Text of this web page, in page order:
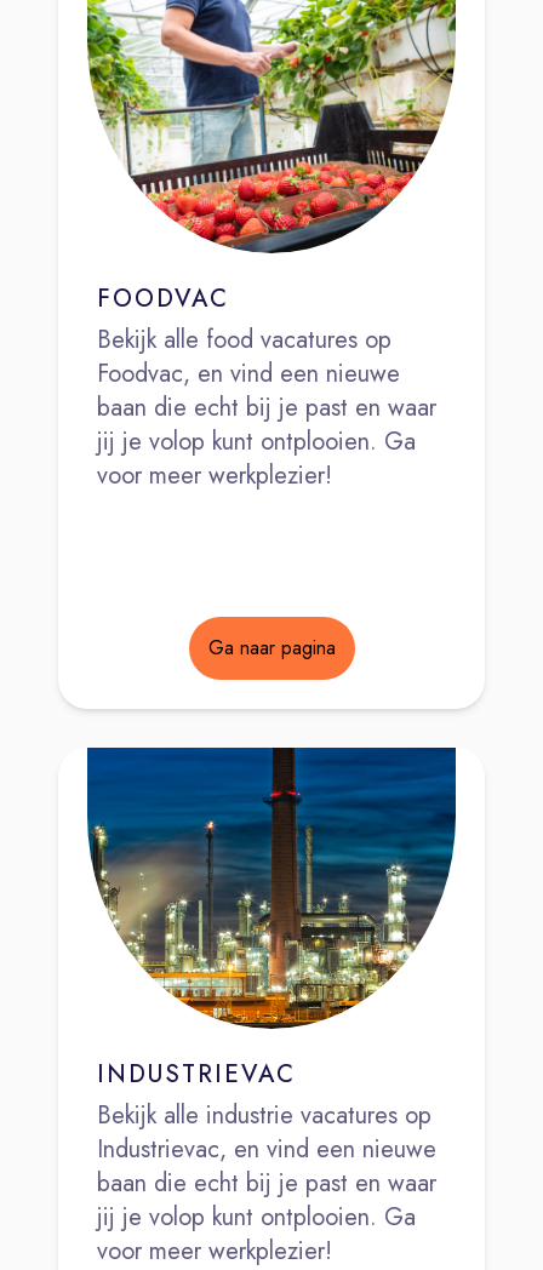
FOODVAC
Bekijk alle food vacatures op
Foodvac, en vind een nieuwe
baan die echt bij je past en waar
jij je volop kunt ontplooien. Ga
voor meer werkplezier!
Ga naar pagina
INDUSTRIEVAC
Bekijk alle industrie vacatures op
Industrievac, en vind een nieuwe
baan die echt bij je past en waar
jij je volop kunt ontplooien. Ga
voor meer werkplezier!